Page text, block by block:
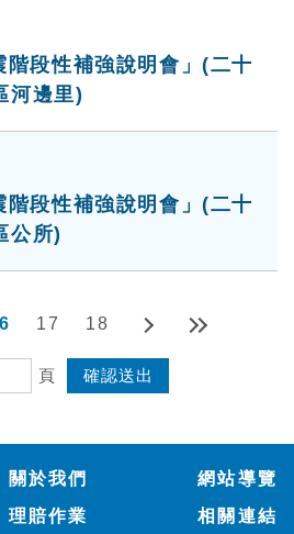
階段性補強說明會」(二十
河邊里)
階段性補強說明會」(二十
公所)
17 18
頁
關於我們
理賠作業
網站導覽
相關連結